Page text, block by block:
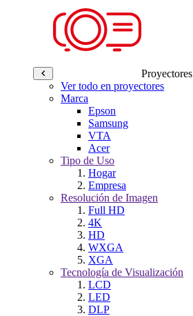
Proyectores
Ver todo en proyectores
Marca
Epson
Samsung
VTA
Acer
Tipo de Uso
Hogar
Empresa
Resolución de Imagen
Full HD
4K
HD
WXGA
XGA
Tecnología de Visualización
LCD
LED
DLP